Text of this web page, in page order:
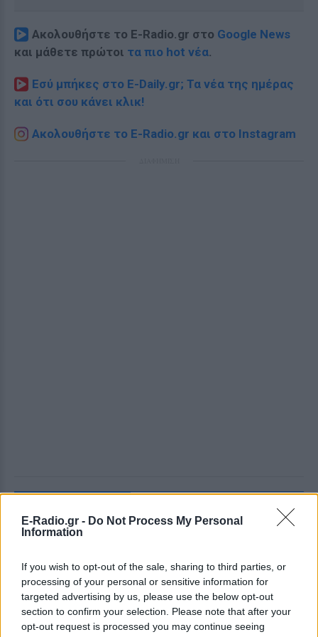
E-Radio.gr - Do Not Process My Personal
Information
If you wish to opt-out of the sale, sharing to third parties, or
processing of your personal or sensitive information for
targeted advertising by us, please use the below opt-out
section to confirm your selection. Please note that after your
opt-out request is processed you may continue seeing
Ακολουθήστε το E-Radio.gr στο Google News
και μάθετε πρώτοι τα πιο hot νέα.
Εσύ μπήκες στο E-Daily.gr; Τα νέα της ημέρας
και ότι σου κάνει κλικ!
Ακολουθήστε το E-Radio.gr και στο Instagram
6 φρούτα που μπορουν να
διατηρηθούν εκτός ψυγείου το
καλοκαίρι
ΣΉΜΕΡΑ